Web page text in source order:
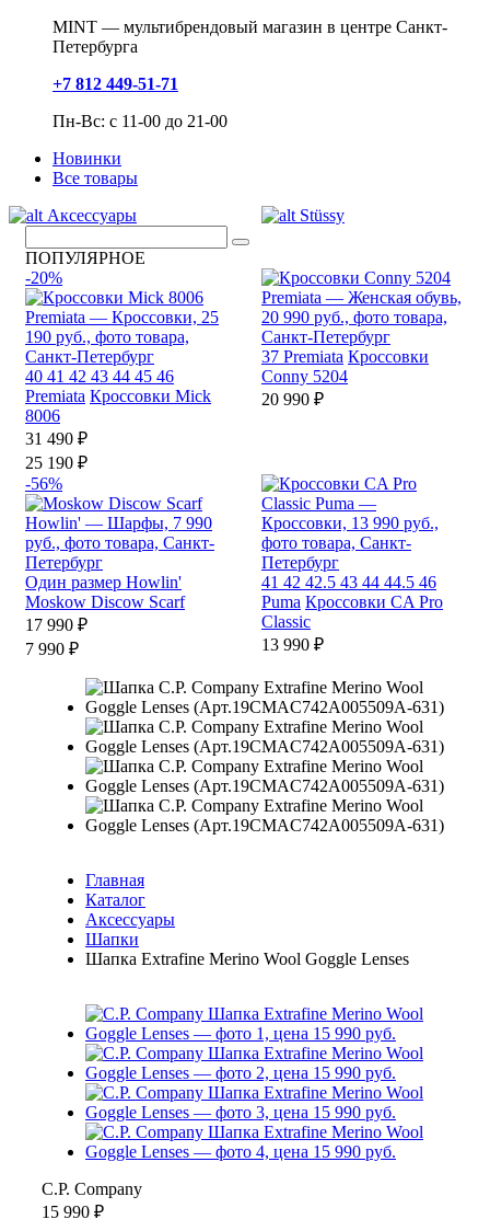
MINT — мультибрендовый магазин в центре Санкт-
Петербурга
+7 812 449-51-71
Пн-Вс: с 11-00 до 21-00
Новинки
Все товары
Аксессуары
Stüssy
ПОПУЛЯРНОЕ
-20%
40 41 42 43 44 45 46
Premiata Кроссовки Mick
8006
31 490 ₽
25 190 ₽
37 Premiata Кроссовки
Conny 5204
20 990 ₽
-56%
Один размер Howlin'
Moskow Discow Scarf
17 990 ₽
7 990 ₽
41 42 42.5 43 44 44.5 46
Puma Кроссовки CA Pro
Classic
13 990 ₽
Главная
Каталог
Аксессуары
Шапки
Шапка Extrafine Merino Wool Goggle Lenses
C.P. Company
15 990 ₽